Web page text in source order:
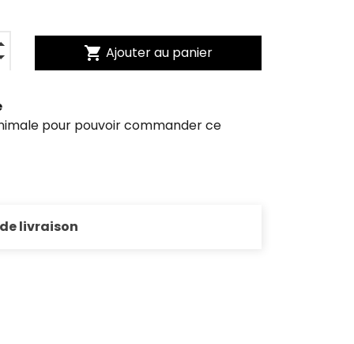
shopping_cart Ajouter au panier
pour pouvoir commander ce
livraison